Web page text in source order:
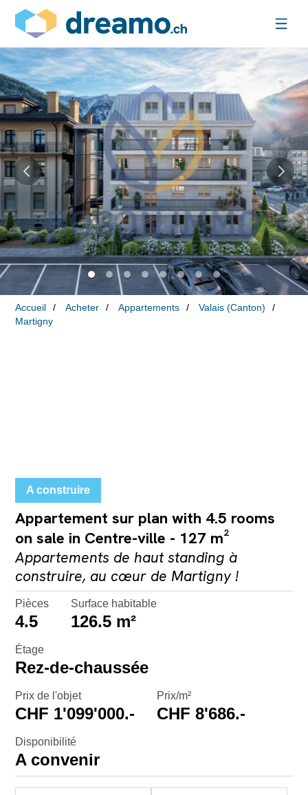
Accueil Acheter Appartements
Valais (Canton)
Martigny
A construire
Appartement sur plan with 4.5 rooms
on sale in Centre-ville - 127 m²
Appartements de haut standing à
construire, au cœur de Martigny !
Pièces
4.5
Surface habitable
126.5 m²
Étage
Rez-de-chaussée
Prix de l'objet
CHF 1'099'000.-
Prix/m²
CHF 8'686.-
Disponibilité
A convenir